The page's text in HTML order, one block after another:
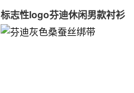
标志性logo芬迪休闲男款衬衫